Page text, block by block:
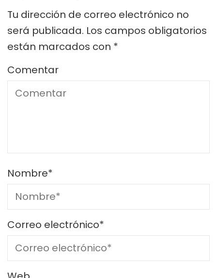
Tu dirección de correo electrónico no
será publicada. Los campos obligatorios
están marcados con *
Comentar
Nombre*
Correo electrónico*